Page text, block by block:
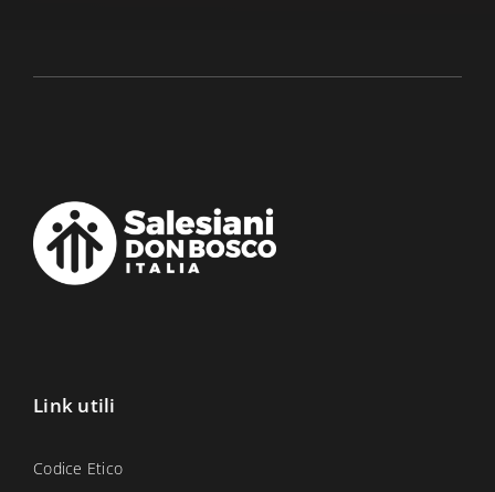
Link utili
Codice Etico